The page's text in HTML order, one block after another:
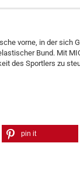
vorne, in der sich
Bund. Mit
des Sportlers zu
pin it